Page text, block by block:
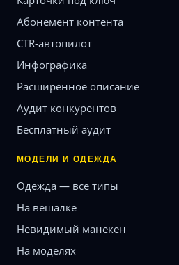
Абонемент контента
CTR-автопилот
Инфографика
Расширенное описание
Аудит конкурентов
Бесплатный аудит
МОДЕЛИ И ОДЕЖДА
Одежда — все типы
На вешалке
Невидимый манекен
На моделях